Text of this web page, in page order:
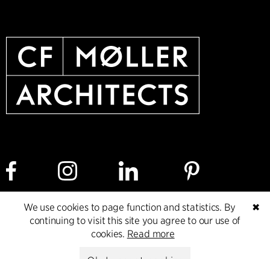
Cookie policy Data ethics policy
Privacy policy
✖
We use cookies to page function and statistics. By
continuing to visit this site you agree to our use of
cookies. Read more